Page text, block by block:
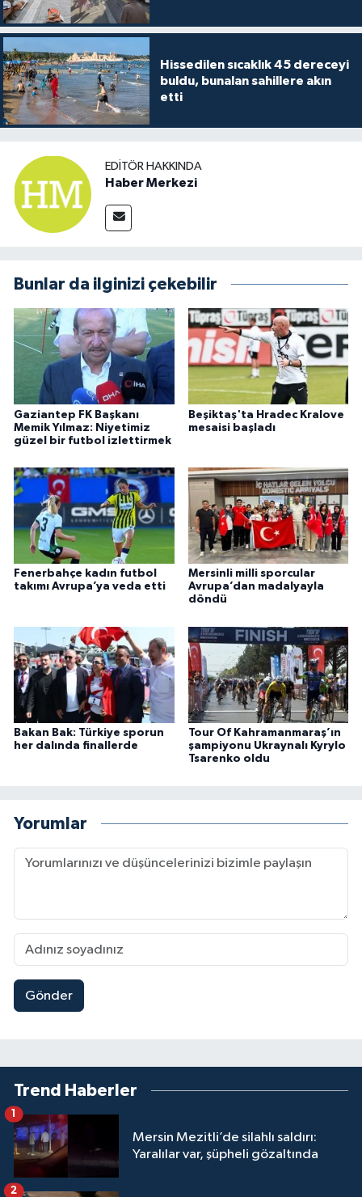
Hissedilen sıcaklık 45 dereceyi
buldu, bunalan sahillere akın
etti
EDITÖR HAKKINDA
Haber Merkezi
Bunlar da ilginizi çekebilir
Gaziantep FK Başkanı
Memik Yılmaz: Niyetimiz
güzel bir futbol izlettirmek
Beşiktaş'ta Hradec Kralove
mesaisi başladı
Fenerbahçe kadın futbol
takımı Avrupa’ya veda etti
Mersinli milli sporcular
Avrupa’dan madalyayla
döndü
Bakan Bak: Türkiye sporun
her dalında finallerde
Tour Of Kahramanmaraş’ın
şampiyonu Ukraynalı Kyrylo
Tsarenko oldu
Yorumlar
Gönder
Trend Haberler
Mersin Mezitli’de silahlı saldırı:
Yaralılar var, şüpheli gözaltında
1
2